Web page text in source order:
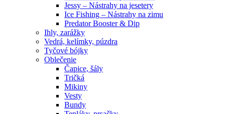
Jessy – Nástrahy na jesetery
Ice Fishing – Nástrahy na zimu
Predator Booster & Dip
Ihly, zarážky
Vedrá, kelímky, púzdra
Tyčové bójky
Oblečenie
Čapice, šály
Tričká
Mikiny
Vesty
Bundy